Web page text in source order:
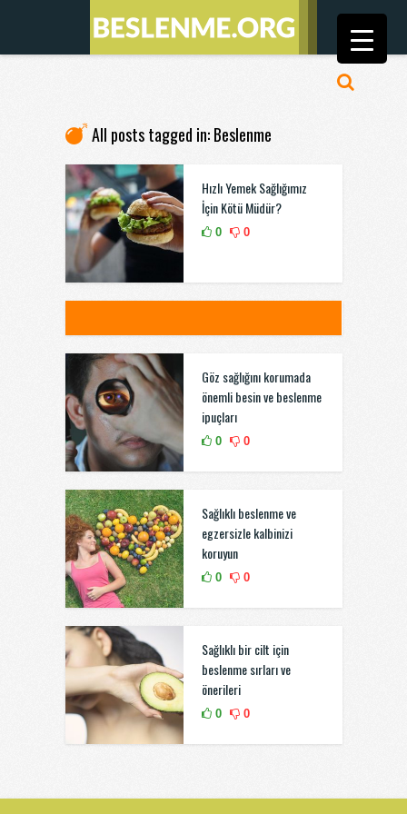
All posts tagged in: Beslenme
Hızlı Yemek Sağlığımız
İçin Kötü Müdür?
0 0
Göz sağlığını korumada
önemli besin ve beslenme
ipuçları
0 0
Sağlıklı beslenme ve
egzersizle kalbinizi
koruyun
0 0
Sağlıklı bir cilt için
beslenme sırları ve
önerileri
0 0